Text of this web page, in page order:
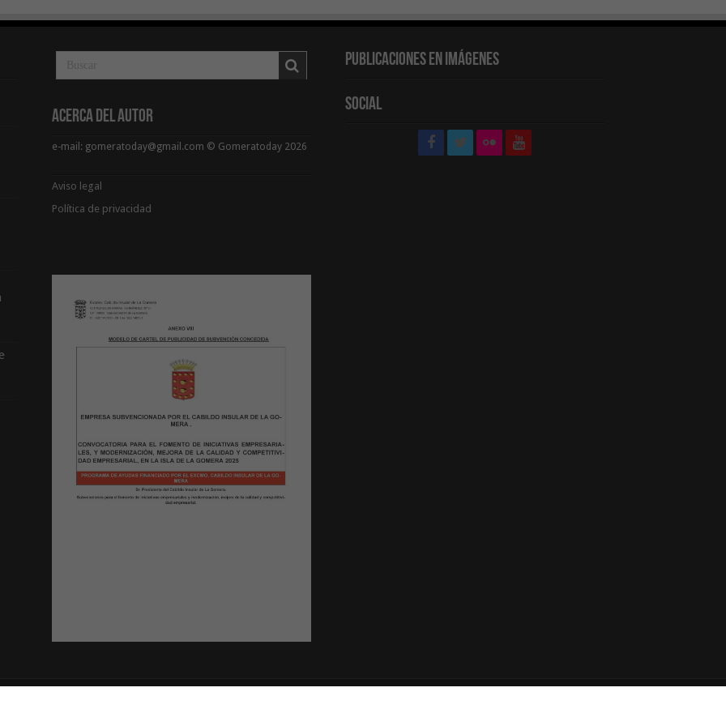
Acerca del Autor
e-mail: gomeratoday@gmail.com © Gomeratoday 2026
Aviso legal
Política de privacidad
Publicaciones en Imágenes
Social